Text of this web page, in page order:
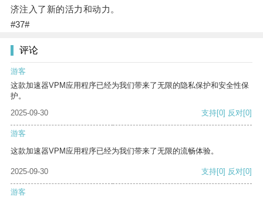
济注入了新的活力和动力。
#37#
评论
游客
这款加速器VPM应用程序已经为我们带来了无限的隐私保护和安全性保
护。
2025-09-30
支持[0] 反对[0]
游客
这款加速器VPM应用程序已经为我们带来了无限的流畅体验。
2025-09-30 支持[0] 反对[0]
游客